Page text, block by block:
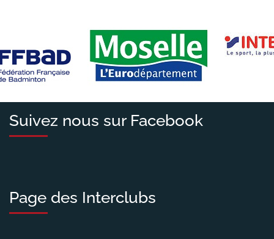
Suivez nous sur Facebook
Page des Interclubs